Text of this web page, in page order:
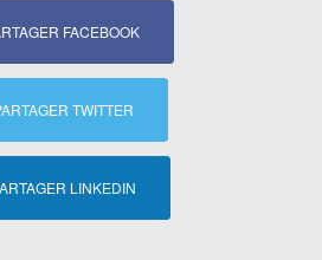
FACEBOOK
TWITTER
LINKEDIN